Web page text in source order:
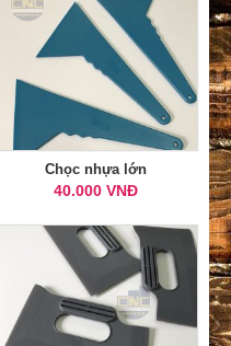
Chọc nhựa lớn
40.000 VNĐ